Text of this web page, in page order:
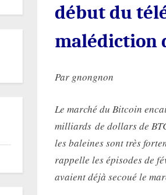
début du
malédiction
Par gnongnon
Le marché du Bitcoin
milliards de dollars de
les baleines sont très
rappelle les épisodes de
avaient déjà secoué le